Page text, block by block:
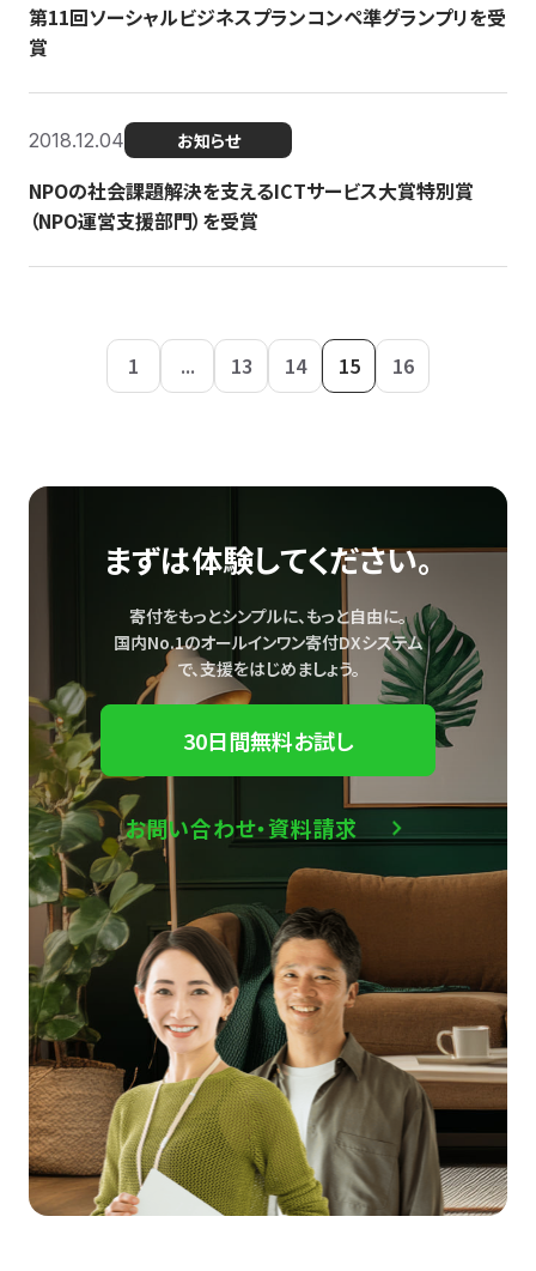
第11回ソーシャルビジネスプランコンペ準グランプリを受
賞
2018.12.04 お知らせ
NPOの社会課題解決を支えるICTサービス大賞特別賞
（NPO運営支援部門）を受賞
1 ... 13 14 15 16
まずは体験してください。
寄付をもっとシンプルに、もっと自由に。
国内No.1のオールインワン寄付DXシステム
で、支援をはじめましょう。
30日間無料お試し
お問い合わせ・資料請求